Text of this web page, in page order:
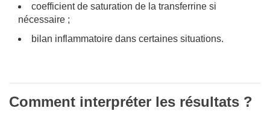
coefficient de saturation de la transferrine si
nécessaire ;
bilan inflammatoire dans certaines situations.
Comment interpréter les résultats ?